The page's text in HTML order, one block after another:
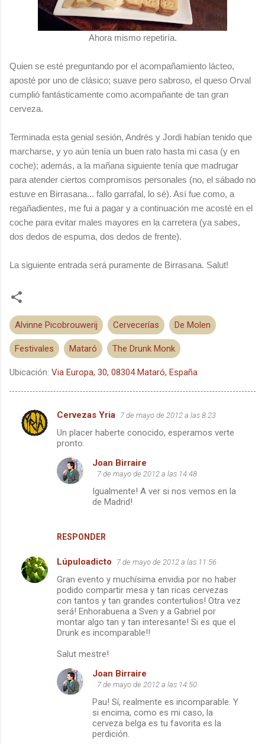
Ahora mismo repetiría.
Quien se esté preguntando por el acompañamiento lácteo,
aposté por uno de clásico; suave pero sabroso, el queso Orval
cumplió fantásticamente como acompañante de tan gran
cerveza.
Terminada esta genial sesión, Andrés y Jordi habían tenido que
marcharse, y yo aún tenía un buen rato hasta mi casa (y en
coche); además, a la mañana siguiente tenía que madrugar
para atender ciertos compromisos personales (no, el sábado no
estuve en Birrasana... fallo garrafal, lo sé). Así fue como, a
regañadientes, me fui a pagar y a continuación me acosté en el
coche para evitar males mayores en la carretera (ya sabes,
dos dedos de espuma, dos dedos de frente).
La siguiente entrada será puramente de Birrasana. Salut!
Alvinne Picobrouwerij Cervecerías De Molen
Festivales Mataró The Drunk Monk
Ubicación: Via Europa, 30, 08304 Mataró, España
C
o
Cervezas Yria 7 de mayo de 2012 a las 8:23
Un placer haberte conocido, esperamos verte
pronto.
RESPONDER
Joan Birraire
7 de mayo de 2012 a las 14:48
Igualmente! A ver si nos vemos en la
de Madrid!
Lúpuloadicto 7 de mayo de 2012 a las 11:56
Gran evento y muchísima envidia por no haber
podido compartir mesa y tan ricas cervezas
con tantos y tan grandes contertulios! Otra vez
será! Enhorabuena a Sven y a Gabriel por
montar algo tan y tan interesante! Si es que el
Drunk es incomparable!!
Salut mestre!
Joan Birraire
7 de mayo de 2012 a las 14:50
Pau! Sí, realmente es incomparable. Y
si encima, como es mi caso, la
cerveza belga es tu favorita es la
perdición.